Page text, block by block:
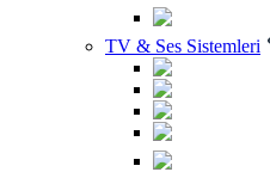
TV & Ses Sistemleri